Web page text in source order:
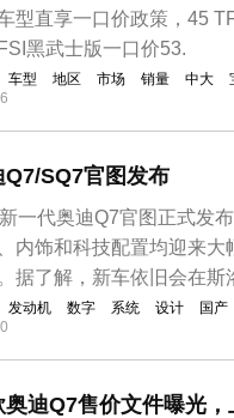
型直享一口价政策，45
黑武士版一口价53.
车型 地区 市场 销量 中大
Q7/SQ7官图发布
一代奥迪Q7官图正式发
内饰和科技配置均迎来
据了解，新车依旧会在
发动机 数字 系统 设计 国产
奥迪Q7售价文件曝光